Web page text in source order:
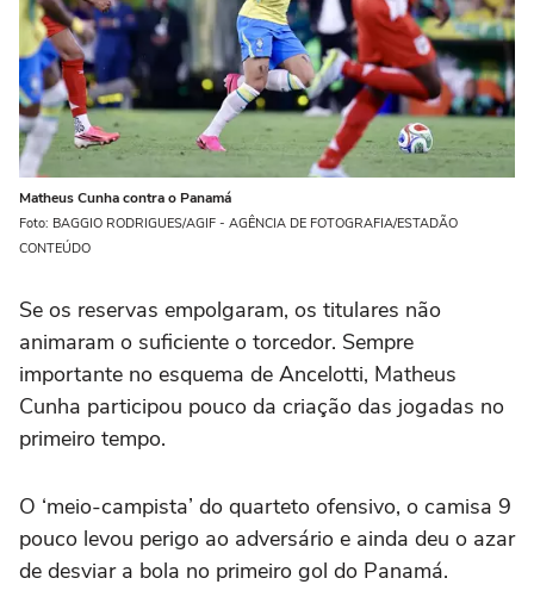
Matheus Cunha contra o Panamá
Foto: BAGGIO RODRIGUES/AGIF - AGÊNCIA DE FOTOGRAFIA/ESTADÃO
CONTEÚDO
Se os reservas empolgaram, os titulares não
animaram o suficiente o torcedor. Sempre
importante no esquema de Ancelotti, Matheus
Cunha participou pouco da criação das jogadas no
primeiro tempo.
O ‘meio-campista’ do quarteto ofensivo, o camisa 9
pouco levou perigo ao adversário e ainda deu o azar
de desviar a bola no primeiro gol do Panamá.